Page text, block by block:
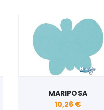
MARIPOSA
10,26 €